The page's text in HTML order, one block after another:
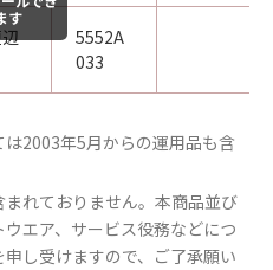
5552A
033
す
2003年5月からの運用品も含
れておりません。本商品並び
エア、サービス役務などにつ
し受けますので、ご了承願い